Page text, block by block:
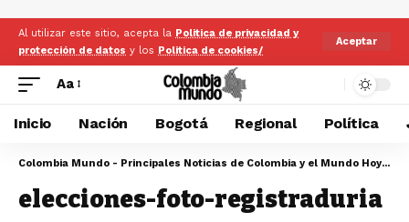
Al utilizar este sitio, acepta la Politica de privacidad y
protección de datos y los Politica de cookies/
Aceptar
Aa
Inicio Nación Bogotá Regional Política
Colombia Mundo - Principales Noticias de Colombia y el Mundo Hoy
>
elecciones-foto-registraduria